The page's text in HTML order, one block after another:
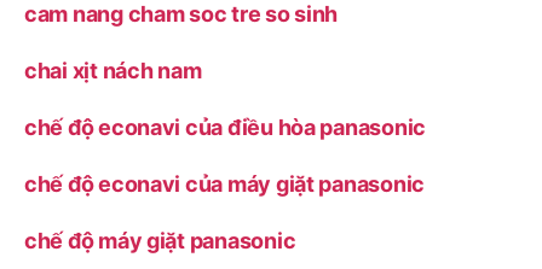
cam nang cham soc tre so sinh
chai xịt nách nam
chế độ econavi của điều hòa panasonic
chế độ econavi của máy giặt panasonic
chế độ máy giặt panasonic